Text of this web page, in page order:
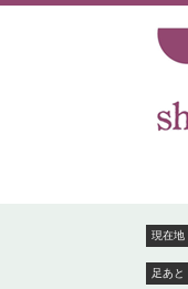
現在地
足あと